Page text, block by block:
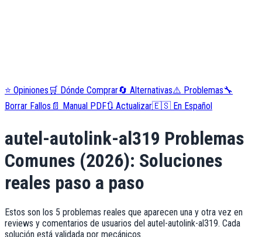
⭐ Opiniones 🛒 Dónde Comprar🔄 Alternativas⚠️ Problemas🔧
Borrar Fallos 📄 Manual PDF🔃 Actualizar🇪🇸 En Español
autel-autolink-al319 Problemas
Comunes (2026): Soluciones
reales paso a paso
Estos son los 5 problemas reales que aparecen una y otra vez en
reviews y comentarios de usuarios del autel-autolink-al319. Cada
solución está validada por mecánicos.